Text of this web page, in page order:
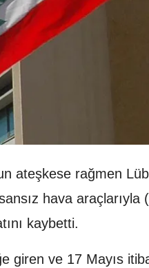
ateşkese rağmen
hava araçlarıyla
kaybetti.
giren ve 17 Mayıs